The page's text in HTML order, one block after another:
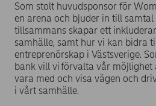
Som stolt huvudsponsor för
en arena och bjuder in till
tillsammans skapar ett
samhälle, samt hur vi kan bidra
entreprenörskap i Västsverige.
bank vill vi förvalta vår
vara med och visa vägen och
i vårt samhälle.